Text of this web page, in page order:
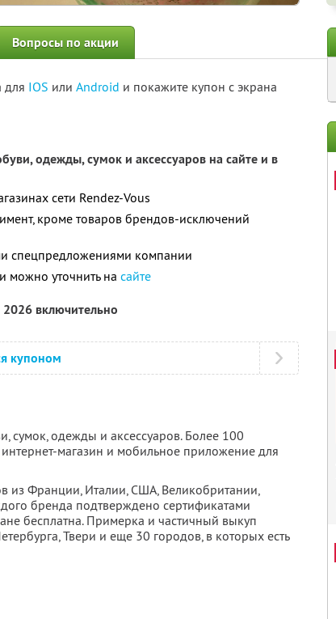
Вопросы по акции
для IOS или Android и покажите купон с экрана
одежды, сумок и аксессуаров на сайте и в
сети Rendez-Vous
кроме товаров брендов-исключений
спецпредложениями компании
уточнить на сайте
2026 включительно
купоном
сумок, одежды и аксессуаров. Более 100
магазин и мобильное приложение для
из Франции, Италии, США, Великобритании,
бренда подтверждено сертификатами
бесплатна. Примерка и частичный выкуп
Твери и еще 30 городов, в которых есть